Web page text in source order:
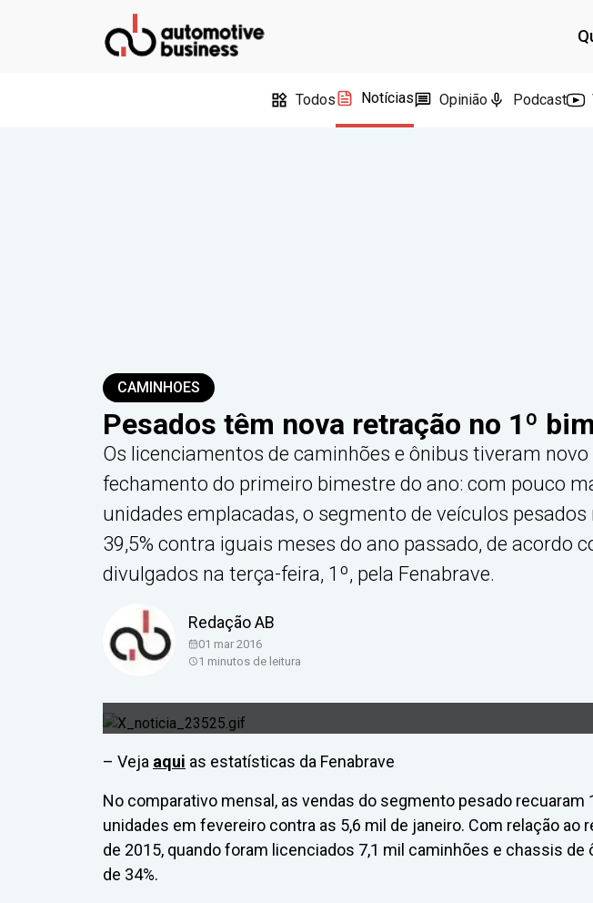
Todos Notícias Opinião Podcast
CAMINHOES
Pesados têm nova retração no 1º
Os licenciamentos de caminhões e ônibus tiveram
fechamento do primeiro bimestre do ano: com pouco
unidades emplacadas, o segmento de veículos
39,5% contra iguais meses do ano passado, de acordo
divulgados na terça-feira, 1º, pela Fenabrave.
Redação AB
01 mar 2016
1 minutos de leitura
– Veja aqui as estatísticas da Fenabrave
No comparativo mensal, as vendas do segmento pesado recuaram
unidades em fevereiro contra as 5,6 mil de janeiro. Com relação ao
de 2015, quando foram licenciados 7,1 mil caminhões e chassis de
de 34%.